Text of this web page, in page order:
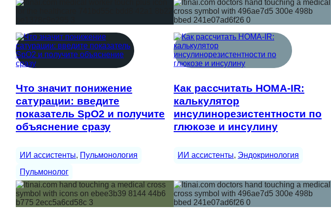
Что значит понижение
сатурации: введите
показатель SpO2 и получите
объяснение сразу
ИИ ассистенты, Пульмонология
Пульмонолог
Как рассчитать HOMA-IR:
калькулятор
инсулинорезистентности по
глюкозе и инсулину
ИИ ассистенты, Эндокринология